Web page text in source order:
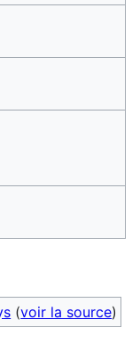
(voir la source)